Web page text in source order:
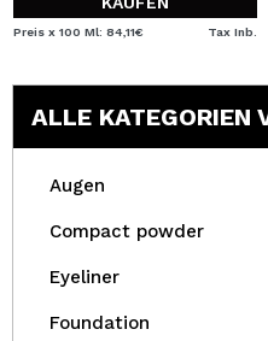
Preis x 100 Ml: 84,11€ Tax Inb.
ALLE KATEGORIEN
Augen
Compact powder
Eyeliner
Foundation